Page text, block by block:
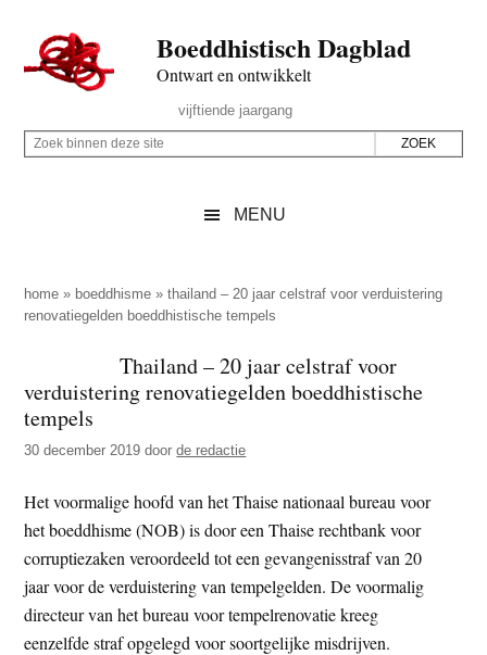
naar
de
inhoud
secondary
naar
de
sidebar
naar
de
Boeddhistisch Dagblad
Ontwart en ontwikkelt
Rechts
vijftiende jaargang
Z
p
d
z
e
s
t
e
Z
i
n
n
d
e
e
s
i
t
e
MENU
home » boeddhisme »thailand – 20 jaar celstraf voor verduistering
renovatiegelden boeddhistische tempels
Thailand – 20 jaar celstraf voor
verduistering renovatiegelden boeddhistische
tempels
30 december 2019 doorde redactie
Het voormalige hoofd van het Thaise nationaal bureau voor
het boeddhisme (NOB) is door een Thaise rechtbank voor
corruptiezaken veroordeeld tot een gevangenisstraf van 20
jaar voor de verduistering van tempelgelden. De voormalig
directeur van het bureau voor tempelrenovatie kreeg
eenzelfde straf opgelegd voor soortgelijke misdrijven.